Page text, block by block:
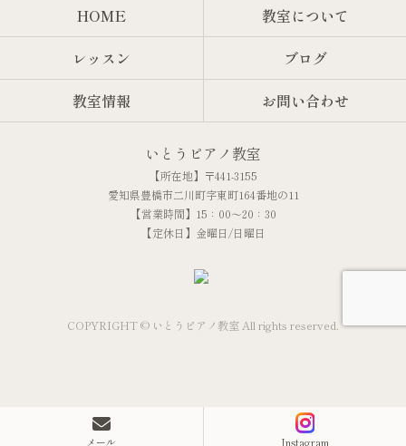
HOME
教室について
レッスン
ブログ
教室情報
お問い合わせ
いとうピアノ教室
【所在地】〒441-3155
愛知県豊橋市二川町字東町164番地の11
【営業時間】15：00～20：30
【定休日】金曜日/日曜日
COPYRIGHT © いとうピアノ教室 All rights reserved.
メール Instagram